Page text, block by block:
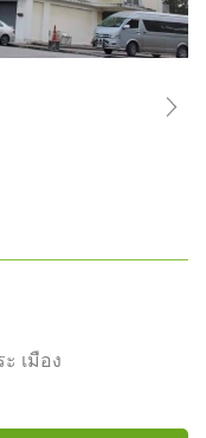
เมือง